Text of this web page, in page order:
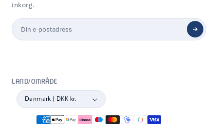
inkorg.
LAND/OMRÅDE
Danmark | DKK kr.